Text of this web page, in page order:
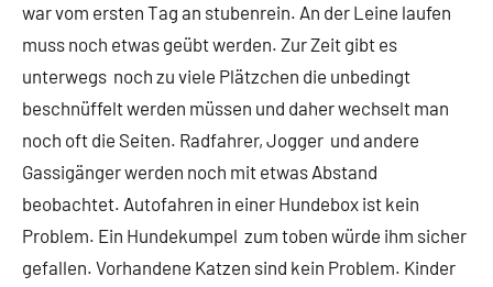
war vom ersten Tag an stubenrein. An der Leine laufen
muss noch etwas geübt werden. Zur Zeit gibt es
unterwegs noch zu viele Plätzchen die unbedingt
beschnüffelt werden müssen und daher wechselt man
noch oft die Seiten. Radfahrer, Jogger und andere
Gassigänger werden noch mit etwas Abstand
beobachtet. Autofahren in einer Hundebox ist kein
Problem. Ein Hundekumpel zum toben würde ihm sicher
gefallen. Vorhandene Katzen sind kein Problem. Kinder